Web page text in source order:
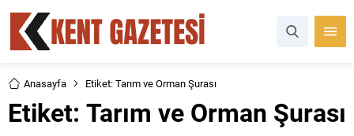
Anasayfa Etiket: Tarım ve Orman Şurası
Etiket: Tarım ve Orman Şurası